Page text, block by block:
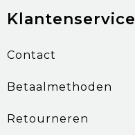
Klantenservice
Contact
Betaalmethoden
Retourneren